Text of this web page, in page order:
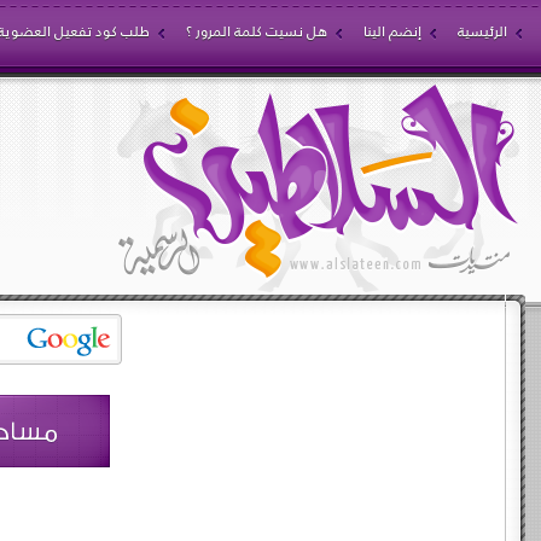
الرئيسية إنضم الينا هل نسيت كلمة المرور ؟ طلب كود تفعيل